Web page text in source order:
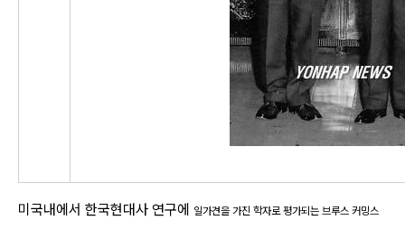
미국내에서 한국현대사 연구에 일가견을 가진 학자로 평가되는 브루스 커밍스